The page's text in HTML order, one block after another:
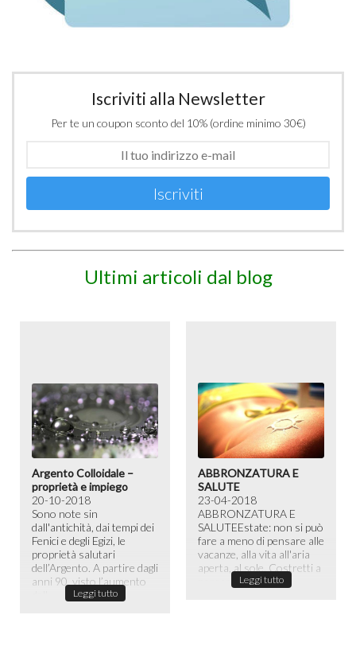
Iscriviti alla Newsletter
Per te un coupon sconto del 10% (ordine minimo 30€)
Iscriviti
Ultimi articoli dal blog
Argento Colloidale –
proprietà e impiego
20-10-2018
Sono note sin
dall'antichità, dai tempi dei
Fenici e degli Egizi, le
proprietà salutari
dell’Argento. A partire dagli
anni 90, visto l’aumento
Leggi tutto
ABBRONZATURA E
SALUTE
23-04-2018
ABBRONZATURA E
SALUTE​ Estate: non si può
fare a meno di pensare alle
vacanze, alla vita all'aria
aperta, al sole. Costretti a
passare la maggior ...
Leggi tutto